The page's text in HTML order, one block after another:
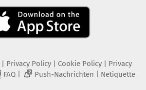
| Privacy Policy| Cookie Policy| Privacy
FAQ| 2 Push-Nachrichten | Netiquette